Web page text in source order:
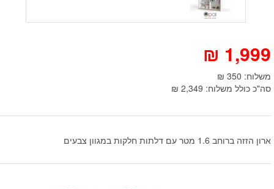
1,999
₪
משלוח: 350 ₪
סה"כ כולל משלוח: 2,349 ₪
ארון הזזה ברוחב 1.6 מטר עם דלתות חלקות במגוון צבעים